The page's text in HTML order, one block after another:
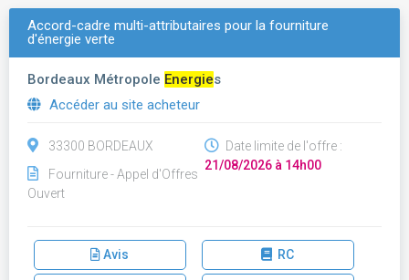
Accord-cadre multi-attributaires pour la fourniture
d'énergie verte
Bordeaux Métropole Energies
Accéder au site acheteur
33300 BORDEAUX
Fourniture - Appel d'Offres
Ouvert
Date limite de l'offre :
21/08/2026 à 14h00
Avis RC